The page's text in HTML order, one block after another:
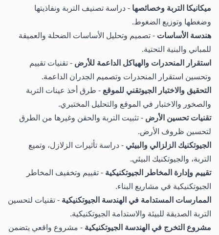
ميكانيكا التربة وخصائصها - دراسة تصنيف التربة ونفاذيتها
وضغطها وتوزيع الضغوط.
هندسة الأساسات - تصميم وتحليل الأساسات الضحلة والعميقة
للمباني والبنية التحتية.
استقرار المنحدرات والهياكل الداعمة للأرض - تقنيات تقييم
وتحسين استقرار المنحدرات وتصميم الجدران الداعمة.
التحقيق والاختبار الجيوتقني للموقع - طرق أخذ عينات التربة
والصخور والاختبار في الموقع والتحليل المختبري.
تقنيات تحسين الأرض - تثبيت التربة والحقن وغيرها من الطرق
لتحسين ظروف الأرض.
الجيوتكنيك الزلزالي والبيئي - دراسة تأثيرات الزلازل، وتميع
التربة، والجيوتكنيك البيئي.
تقييم وإدارة المخاطر الجيوتكنيكية - تقييم وتخفيف المخاطر
الجيوتكنيكية في مشاريع البناء.
الممارسات المستدامة في الهندسة الجيوتكنيكية - تقنيات لتحسين
التربة الصديقة للبيئة والاستدامة الجيوتكنيكية.
مشروع التخرج في الهندسة الجيوتكنيكية - مشروع واقعي يتضمن